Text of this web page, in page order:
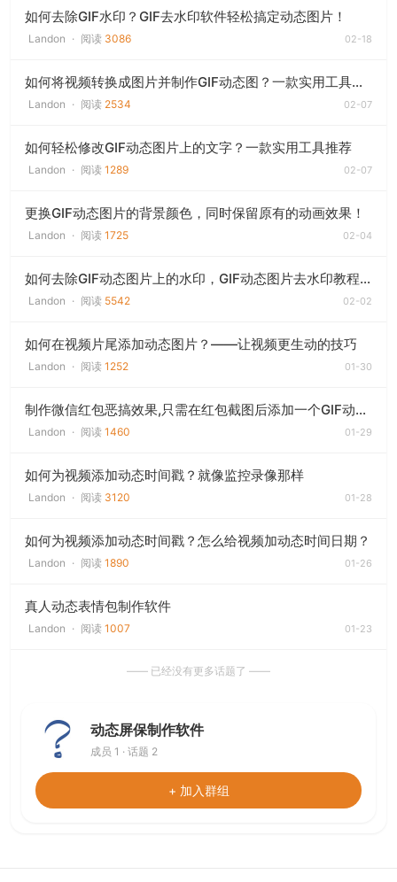
如何去除GIF水印？GIF去水印软件轻松搞定动态图片！
Landon · 阅读 3086 02-18
如何将视频转换成图片并制作GIF动态图？一款实用工具推荐
Landon · 阅读 2534 02-07
如何轻松修改GIF动态图片上的文字？一款实用工具推荐
Landon · 阅读 1289 02-07
更换GIF动态图片的背景颜色，同时保留原有的动画效果！
Landon · 阅读 1725 02-04
如何去除GIF动态图片上的水印，GIF动态图片去水印教程：简单几步，轻松搞定！
Landon · 阅读 5542 02-02
如何在视频片尾添加动态图片？——让视频更生动的技巧
Landon · 阅读 1252 01-30
制作微信红包恶搞效果,只需在红包截图后添加一个GIF动态图片
Landon · 阅读 1460 01-29
如何为视频添加动态时间戳？就像监控录像那样
Landon · 阅读 3120 01-28
如何为视频添加动态时间戳？怎么给视频加动态时间日期？
Landon · 阅读 1890 01-26
真人动态表情包制作软件
Landon · 阅读 1007 01-23
—— 已经没有更多话题了 ——
动态屏保制作软件
成员 1 · 话题 2
+ 加入群组